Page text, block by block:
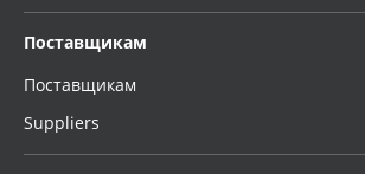
Поставщикам
Поставщикам
Suppliers